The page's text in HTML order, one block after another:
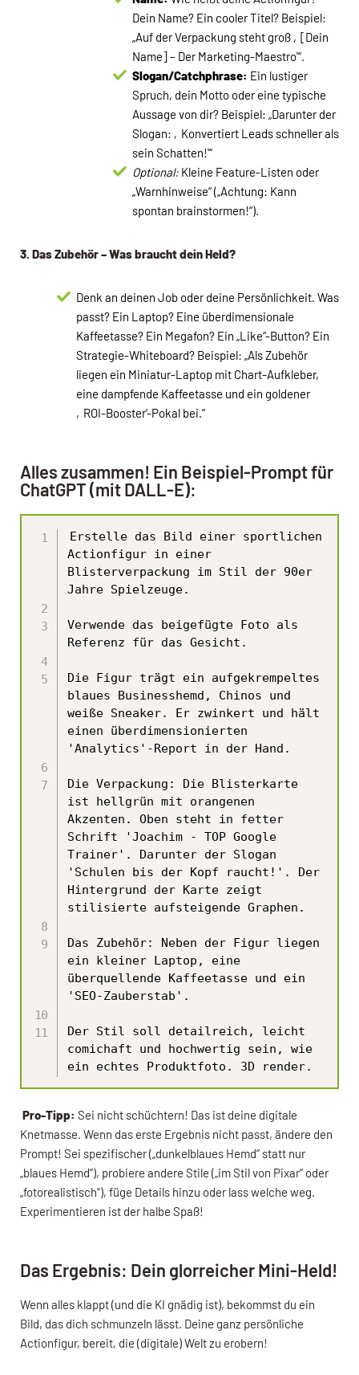
Dein Name? Ein cooler Titel? Beispiel:
„Auf der Verpackung steht groß ‚[Dein
Name] – Der Marketing-Maestro'“.
Slogan/Catchphrase: Ein lustiger
Spruch, dein Motto oder eine typische
Aussage von dir? Beispiel: „Darunter der
Slogan: ‚Konvertiert Leads schneller als
sein Schatten!'“
Optional: Kleine Feature-Listen oder
„Warnhinweise“ („Achtung: Kann
spontan brainstormen!“).
3. Das Zubehör – Was braucht dein Held?
Denk an deinen Job oder deine Persönlichkeit. Was
passt? Ein Laptop? Eine überdimensionale
Kaffeetasse? Ein Megafon? Ein „Like“-Button? Ein
Strategie-Whiteboard? Beispiel: „Als Zubehör
liegen ein Miniatur-Laptop mit Chart-Aufkleber,
eine dampfende Kaffeetasse und ein goldener
‚ROI-Booster‘-Pokal bei.“
Alles zusammen! Ein Beispiel-Prompt für
ChatGPT (mit DALL-E):
Erstelle das Bild einer sportlichen
Actionfigur in einer
Blisterverpackung im Stil der 90er
Jahre Spielzeuge.
Verwende das beigefügte Foto als
Referenz für das Gesicht.
Die Figur trägt ein aufgekrempeltes
blaues Businesshemd, Chinos und
weiße Sneaker. Er zwinkert und hält
einen überdimensionierten
'Analytics'-Report in der Hand.
Die Verpackung: Die Blisterkarte
ist hellgrün mit orangenen
Akzenten. Oben steht in fetter
Schrift 'Joachim - TOP Google
Trainer'. Darunter der Slogan
'Schulen bis der Kopf raucht!'. Der
Hintergrund der Karte zeigt
stilisierte aufsteigende Graphen.
Das Zubehör: Neben der Figur liegen
ein kleiner Laptop, eine
überquellende Kaffeetasse und ein
'SEO-Zauberstab'.
Der Stil soll detailreich, leicht
comichaft und hochwertig sein, wie
ein echtes Produktfoto. 3D render.
Pro-Tipp: Sei nicht schüchtern! Das ist deine digitale
Knetmasse. Wenn das erste Ergebnis nicht passt, ändere den
Prompt! Sei spezifischer („dunkelblaues Hemd“ statt nur
„blaues Hemd“), probiere andere Stile („im Stil von Pixar“ oder
„fotorealistisch“), füge Details hinzu oder lass welche weg.
Experimentieren ist der halbe Spaß!
Das Ergebnis: Dein glorreicher Mini-Held!
Wenn alles klappt (und die KI gnädig ist), bekommst du ein
Bild, das dich schmunzeln lässt. Deine ganz persönliche
Actionfigur, bereit, die (digitale) Welt zu erobern!